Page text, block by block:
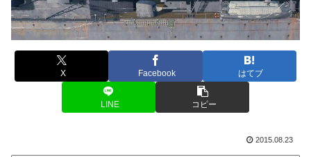
X Facebook はてブ
LINE コピー
2015.08.23